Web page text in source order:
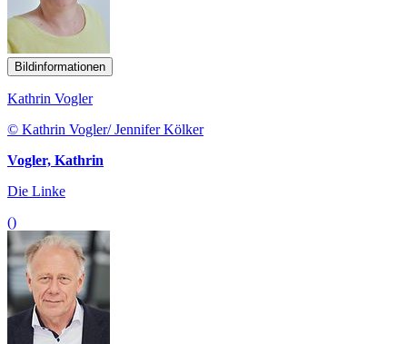
Bildinformationen
Kathrin Vogler
© Kathrin Vogler/ Jennifer Kölker
Vogler, Kathrin
Die Linke
()